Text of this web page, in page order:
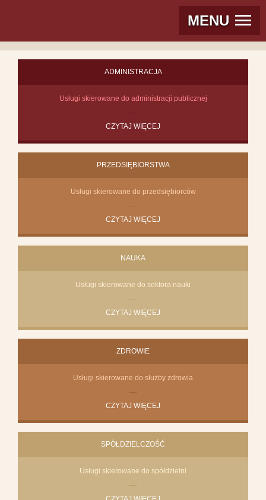
MENU
ADMINISTRACJA
Usługi skierowane do administracji publicznej
CZYTAJ WIĘCEJ
PRZEDSIĘBIORSTWA
Usługi skierowane do przedsiębiorców
CZYTAJ WIĘCEJ
NAUKA
Usługi skierowane do sektora nauki
CZYTAJ WIĘCEJ
ZDROWIE
Usługi skierowane do służby zdrowia
CZYTAJ WIĘCEJ
SPÓŁDZIELCZOŚĆ
Usługi skierowane do spółdzielni